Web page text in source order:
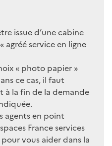
issue d’une cabine
agréé service en ligne
« photo papier »
ce cas, il faut
à la fin de la demande
agents en point
France services
vous aider dans la